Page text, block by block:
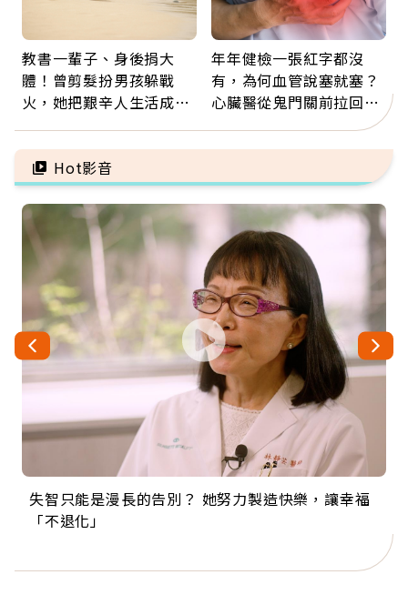
教書一輩子、身後捐大
體！曾剪髮扮男孩躲戰
火，她把艱辛人生活成風
福
年年健檢一張紅字都沒
有，為何血管說塞就塞？
心臟醫從鬼門關前拉回病
人：會不會心梗要看對數
字
Hot影音
失智只能是漫長的告別？ 她努力製造快樂，讓幸福
「不退化」
來自剛果的巧克力神父 為台灣奉獻36年 「台灣是我
的家，我連作夢都講台語！」
63歲卸矽谷副總、搬回台灣找快樂！「蛋黃哥小
丑」走進安養院，逗樂上萬爺奶：退休後才開始真
104歲打破金氏世界紀錄 成為全球最年長羽球選
手，分享長壽的秘密原來是「這個」
事業巔峰他選擇追夢…黑手阿伯拉小提琴還登上小
巨蛋！連CNN都大讚！